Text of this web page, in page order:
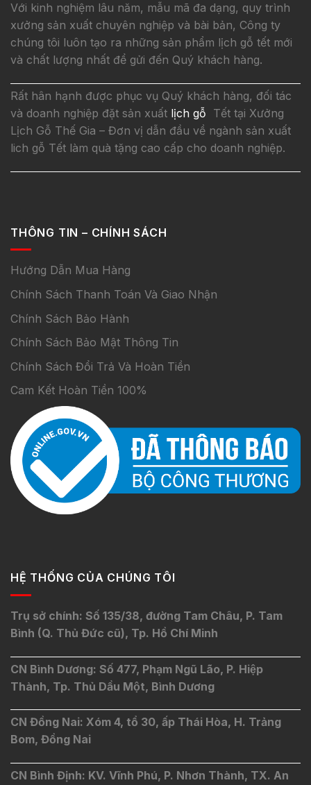
Với kinh nghiệm lâu năm, mẫu mã đa dạng, quy trình
xưởng sản xuất chuyên nghiệp và bài bản, Công ty
chúng tôi luôn tạo ra những sản phẩm lịch gỗ tết mới
và chất lượng nhất để gửi đến Quý khách hàng.
Rất hân hạnh được phục vụ Quý khách hàng, đối tác
và doanh nghiệp đặt sản xuất lịch gỗ Tết tại Xưởng
Lịch Gỗ Thế Gia – Đơn vị dẫn đầu về ngành sản xuất
lich gỗ Tết làm quà tặng cao cấp cho doanh nghiệp.
THÔNG TIN – CHÍNH SÁCH
Hướng Dẫn Mua Hàng
Chính Sách Thanh Toán Và Giao Nhận
Chính Sách Bảo Hành
Chính Sách Bảo Mật Thông Tin
Chính Sách Đổi Trả Và Hoàn Tiền
Cam Kết Hoàn Tiền 100%
HỆ THỐNG CỦA CHÚNG TÔI
Trụ sở chính: Số 135/38, đường Tam Châu, P. Tam
Bình (Q. Thủ Đức cũ), Tp. Hồ Chí Minh
CN Bình Dương: Số 477, Phạm Ngũ Lão, P. Hiệp
Thành, Tp. Thủ Dầu Một, Bình Dương
CN Đồng Nai: Xóm 4, tổ 30, ấp Thái Hòa, H. Trảng
Bom, Đồng Nai
CN Bình Định: KV. Vĩnh Phú, P. Nhơn Thành, TX. An